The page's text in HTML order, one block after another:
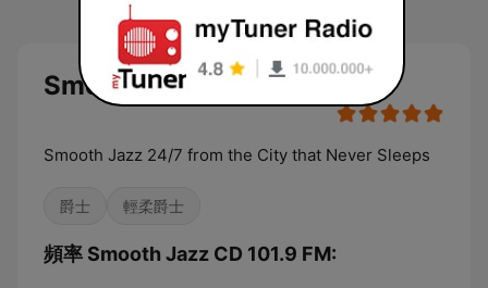
Smooth Jazz CD 101.9 FM
Smooth Jazz 24/7 from the City that Never Sleeps
爵士 輕柔爵士
頻率 Smooth Jazz CD 101.9 FM: